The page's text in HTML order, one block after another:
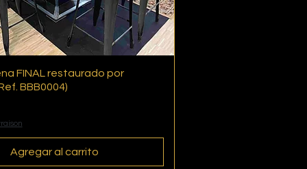
Vista rápida
FINAL restaurado por
BBB0004)
Agregar al carrito